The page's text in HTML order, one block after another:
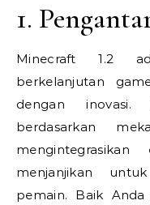
1.
Minecraft 1.2
berkelanjutan
dengan inovasi.
berdasarkan
menjanjikan
pemain. Baik